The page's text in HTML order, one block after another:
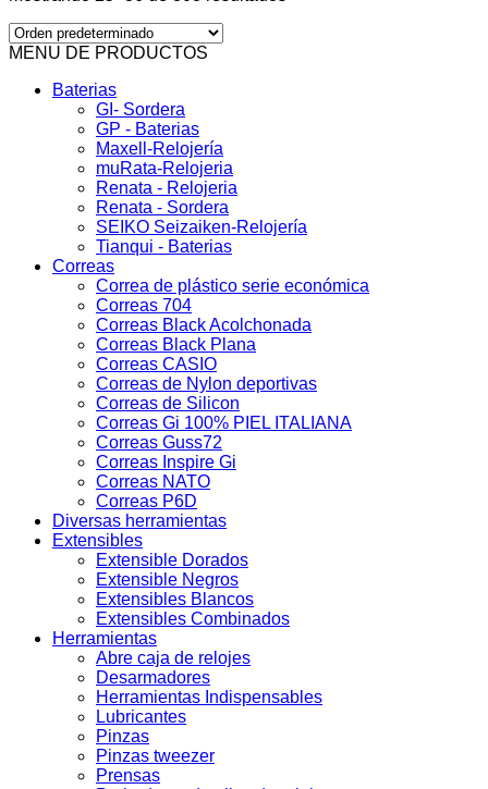
MENU DE PRODUCTOS
Baterias
GI- Sordera
GP - Baterias
Maxell-Relojería
muRata-Relojeria
Renata - Relojeria
Renata - Sordera
SEIKO Seizaiken-Relojería
Tianqui - Baterias
Correas
Correa de plástico serie económica
Correas 704
Correas Black Acolchonada
Correas Black Plana
Correas CASIO
Correas de Nylon deportivas
Correas de Silicon
Correas Gi 100% PIEL ITALIANA
Correas Guss72
Correas Inspire Gi
Correas NATO
Correas P6D
Diversas herramientas
Extensibles
Extensible Dorados
Extensible Negros
Extensibles Blancos
Extensibles Combinados
Herramientas
Abre caja de relojes
Desarmadores
Herramientas Indispensables
Lubricantes
Pinzas
Pinzas tweezer
Prensas